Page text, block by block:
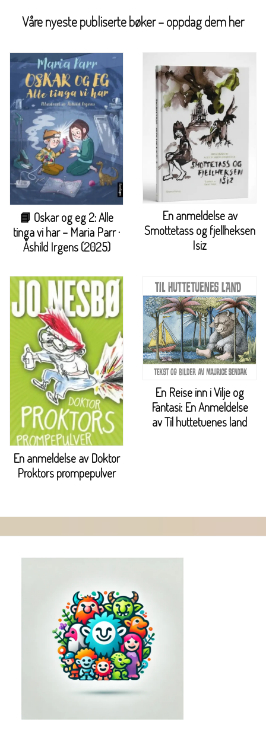
Våre nyeste publiserte bøker – oppdag dem her
📘 Oskar og eg 2: Alle
tinga vi har – Maria Parr ·
Åshild Irgens (2025)
En anmeldelse av
Smottetass og fjellheksen
Isiz
En anmeldelse av Doktor
Proktors prompepulver
En Reise inn i Vilje og
Fantasi: En Anmeldelse
av Til huttetuenes land